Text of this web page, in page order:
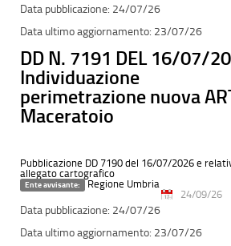
24/07/26
23/07/26
DD N. 7191 DEL 16/07/
Individuazione
perimetrazione nuova
Maceratoio
Pubblicazione DD 7190 del 16/07/2026 e
allegato cartografico
Ente avvisante: Regione Umbria
24/07/26
24/09/26
23/07/26